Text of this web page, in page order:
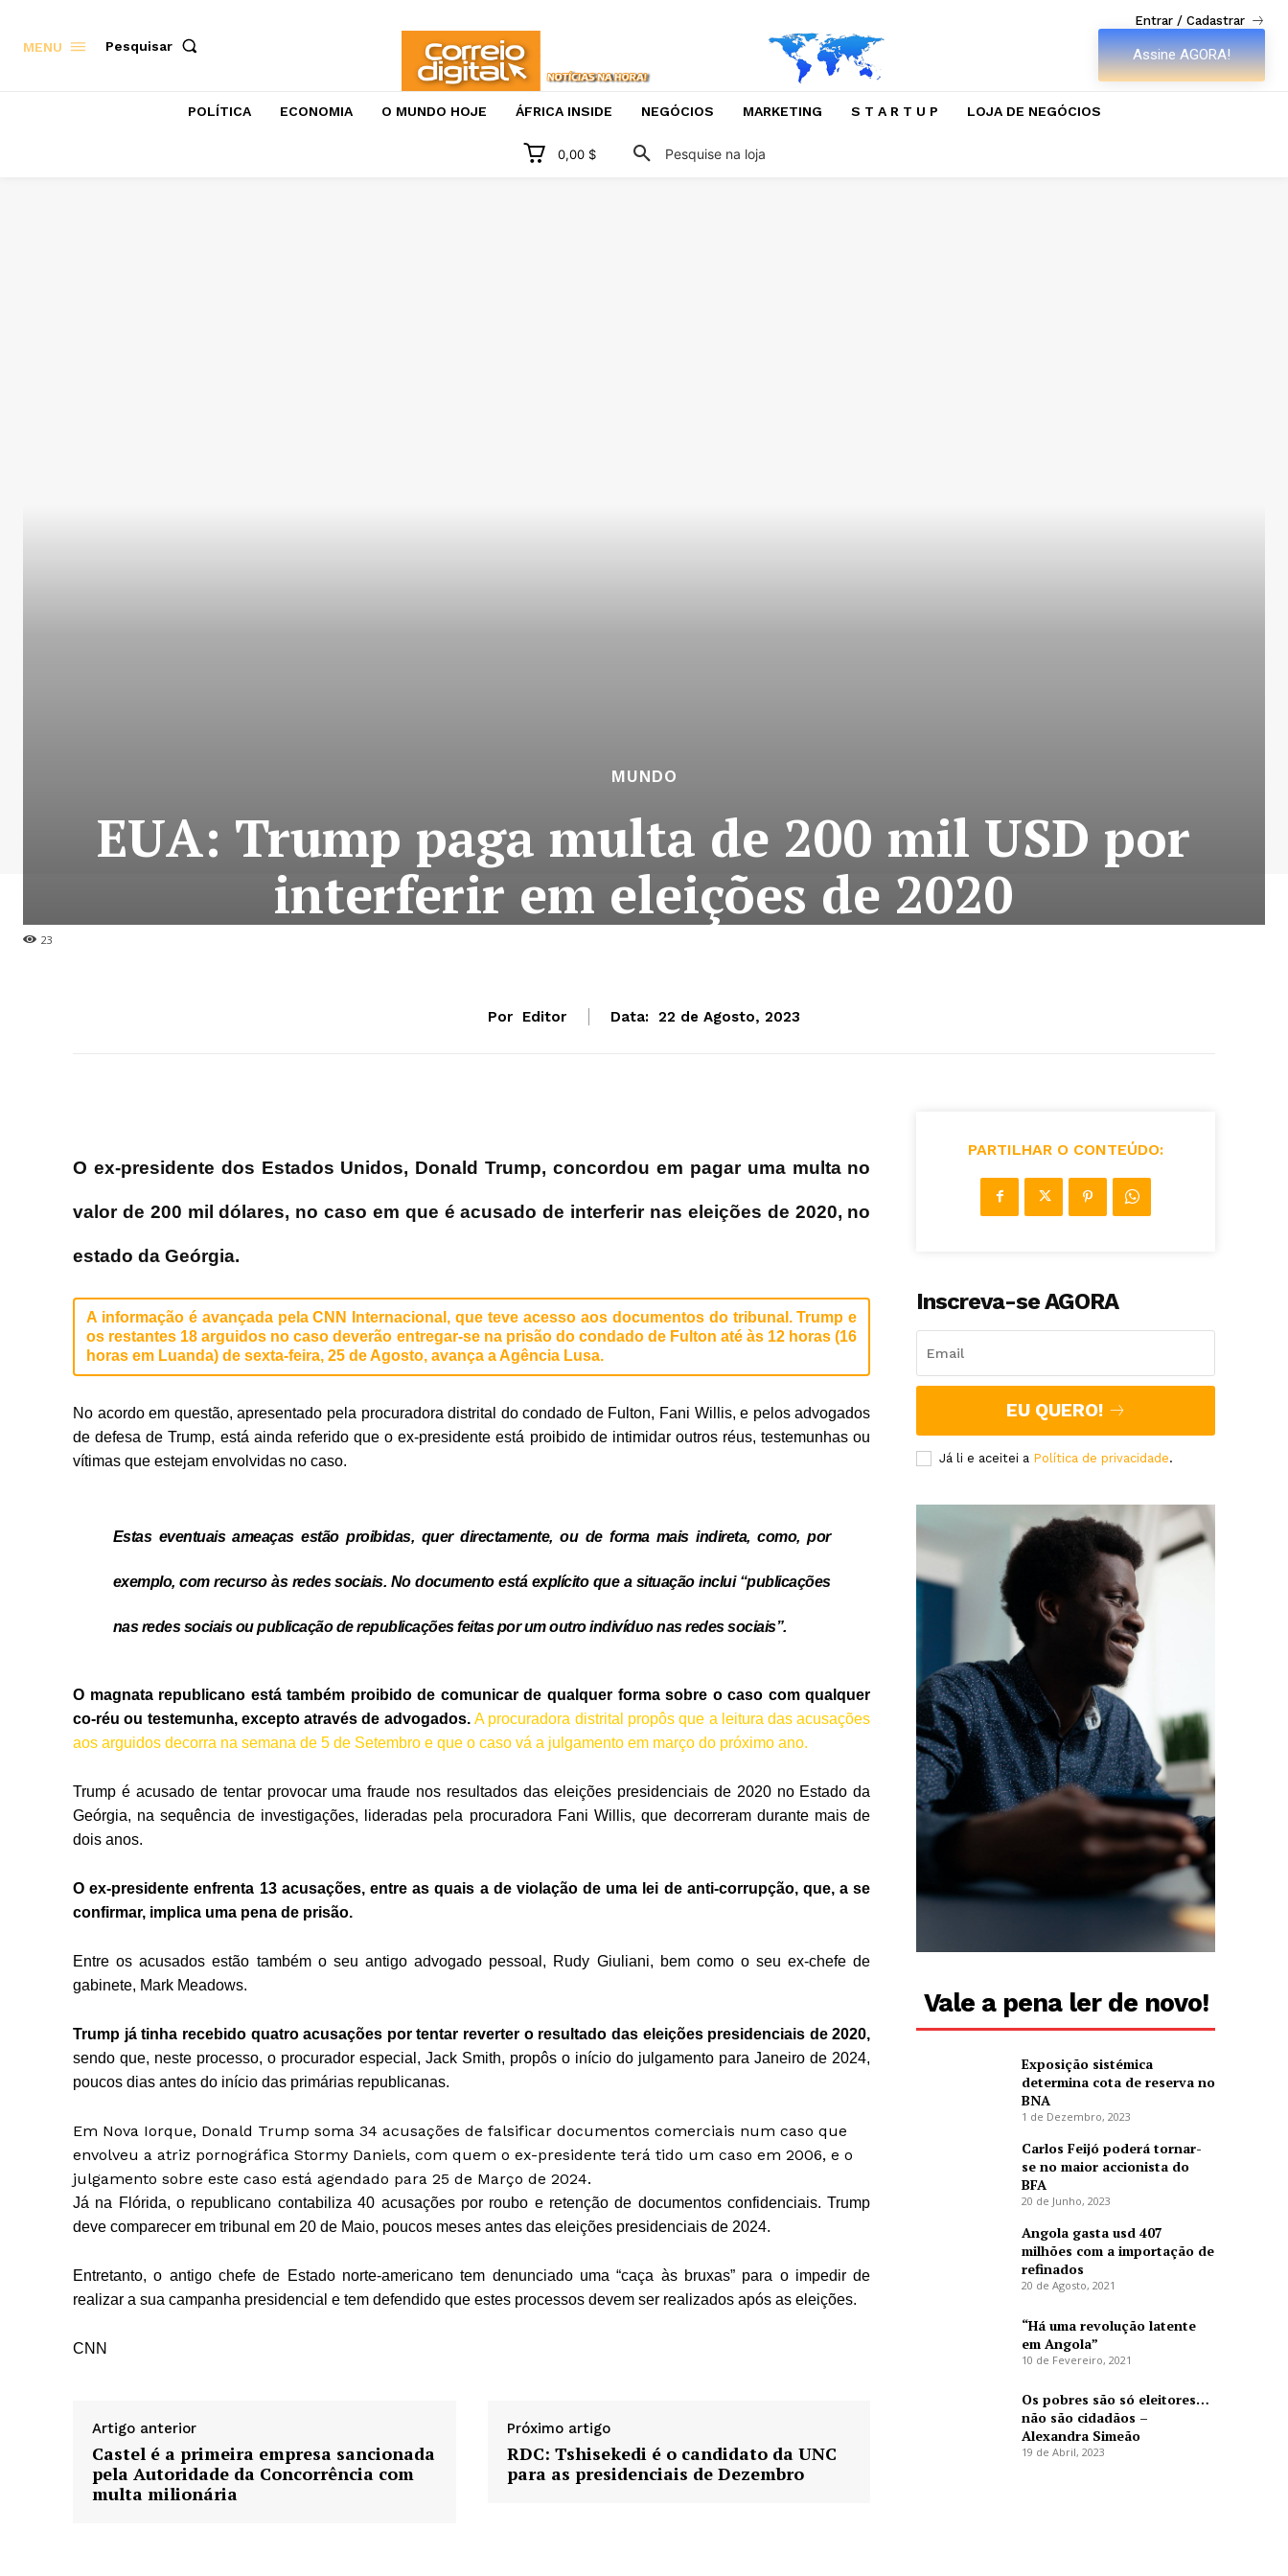
MENU Pesquisar
Entrar / Cadastrar
Assine AGORA!
POLÍTICA ECONOMIA O MUNDO HOJE ÁFRICA INSIDE NEGÓCIOS MARKETING S T A R T U P LOJA DE NEGÓCIOS
0,00 $ Pesquise na loja
23
MUNDO
EUA: Trump paga multa de 200 mil USD por
interferir em eleições de 2020
Por Editor Data: 22 de Agosto, 2023
O ex-presidente dos Estados Unidos, Donald Trump, concordou em pagar uma multa no
valor de 200 mil dólares, no caso em que é acusado de interferir nas eleições de 2020, no
estado da Geórgia.
A informação é avançada pela CNN Internacional, que teve acesso aos documentos do tribunal. Trump e
os restantes 18 arguidos no caso deverão entregar-se na prisão do condado de Fulton até às 12 horas (16
horas em Luanda) de sexta-feira, 25 de Agosto, avança a Agência Lusa.
No acordo em questão, apresentado pela procuradora distrital do condado de Fulton, Fani Willis, e pelos advogados
de defesa de Trump, está ainda referido que o ex-presidente está proibido de intimidar outros réus, testemunhas ou
vítimas que estejam envolvidas no caso.
Estas eventuais ameaças estão proibidas, quer directamente, ou de forma mais indireta, como, por
exemplo, com recurso às redes sociais. No documento está explícito que a situação inclui “publicações
nas redes sociais ou publicação de republicações feitas por um outro indivíduo nas redes sociais”.
O magnata republicano está também proibido de comunicar de qualquer forma sobre o caso com qualquer
co-réu ou testemunha, excepto através de advogados.A procuradora distrital propôs que a leitura das acusações
aos arguidos decorra na semana de 5 de Setembro e que o caso vá a julgamento em março do próximo ano.
Trump é acusado de tentar provocar uma fraude nos resultados das eleições presidenciais de 2020 no Estado da
Geórgia, na sequência de investigações, lideradas pela procuradora Fani Willis, que decorreram durante mais de
dois anos.
O ex-presidente enfrenta 13 acusações, entre as quais a de violação de uma lei de anti-corrupção, que, a se
confirmar, implica uma pena de prisão.
Entre os acusados estão também o seu antigo advogado pessoal, Rudy Giuliani, bem como o seu ex-chefe de
gabinete, Mark Meadows.
Trump já tinha recebido quatro acusações por tentar reverter o resultado das eleições presidenciais de 2020,
sendo que, neste processo, o procurador especial, Jack Smith, propôs o início do julgamento para Janeiro de 2024,
poucos dias antes do início das primárias republicanas.
Em Nova Iorque, Donald Trump soma 34 acusações de falsificar documentos comerciais num caso que
envolveu a atriz pornográfica Stormy Daniels, com quem o ex-presidente terá tido um caso em 2006, e o
julgamento sobre este caso está agendado para 25 de Março de 2024.
Já na Flórida, o republicano contabiliza 40 acusações por roubo e retenção de documentos confidenciais. Trump
deve comparecer em tribunal em 20 de Maio, poucos meses antes das eleições presidenciais de 2024.
Entretanto, o antigo chefe de Estado norte-americano tem denunciado uma “caça às bruxas” para o impedir de
realizar a sua campanha presidencial e tem defendido que estes processos devem ser realizados após as eleições.
CNN
Artigo anterior
Castel é a primeira empresa sancionada
pela Autoridade da Concorrência com
multa milionária
Próximo artigo
RDC: Tshisekedi é o candidato da UNC
para as presidenciais de Dezembro
PARTILHAR O CONTEÚDO:
Inscreva-se AGORA
EU QUERO!
Já li e aceitei a Política de privacidade.
Vale a pena ler de novo!
Exposição sistémica
determina cota de reserva no
BNA
1 de Dezembro, 2023
Carlos Feijó poderá tornar-
se no maior accionista do
BFA
20 de Junho, 2023
Angola gasta usd 407
milhões com a importação de
refinados
20 de Agosto, 2021
“Há uma revolução latente
em Angola”
10 de Fevereiro, 2021
Os pobres são só eleitores…
não são cidadãos –
Alexandra Simeão
19 de Abril, 2023